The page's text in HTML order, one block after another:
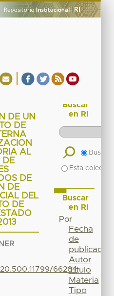
DE UN
DE
AL
DE
DE
DE
DEL
DE
66264
Buscar
en RI
Buscar
Esta
Buscar
en RI
Por
Fecha
de
publicación
Autor
Título
Materia
Tipo